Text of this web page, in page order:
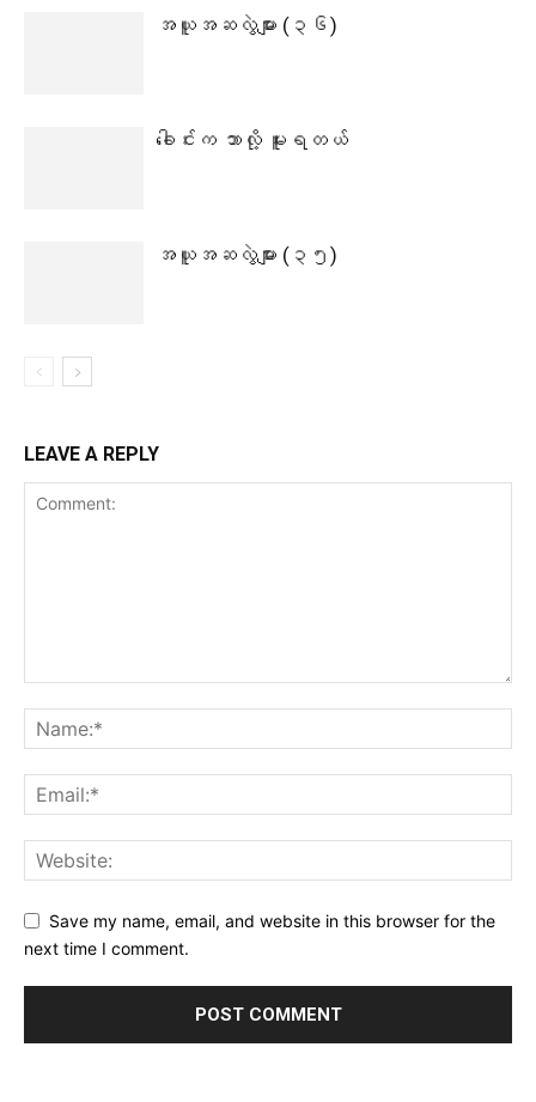
အယူအဆလွဲများ (၃၆)
ခေါင်းက ဘာလို့ မူးရတယ်
အယူအဆလွဲများ (၃၅)
LEAVE A REPLY
Save my name, email, and website in this browser for the
next time I comment.